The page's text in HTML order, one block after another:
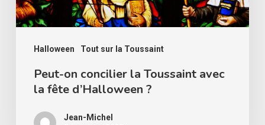
Halloween Tout sur la Toussaint
fête
d’Halloween
Peut-on concilier la Toussaint avec
la fête d’Halloween ?
Jean-Michel